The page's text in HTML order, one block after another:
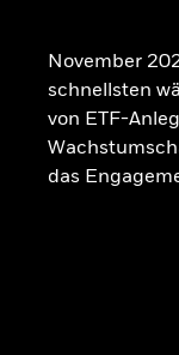
November
schnellsten
von ETF-
das